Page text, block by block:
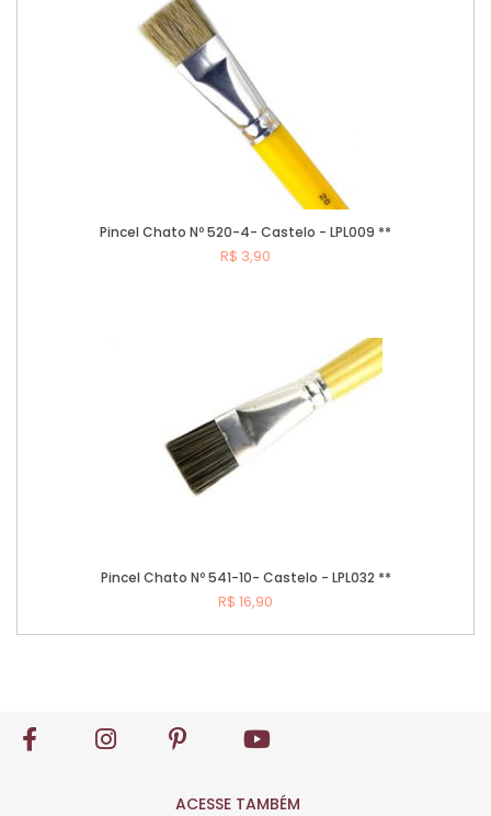
Pincel Chato Nº 520-4- Castelo - LPL009 **
R$ 3,90
Pincel Chato Nº 541-10- Castelo - LPL032 **
R$ 16,90
ACESSE TAMBÉM